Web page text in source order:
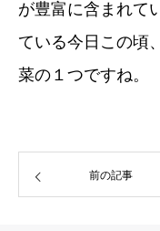
が豊富に含まれて
ている今日この頃
菜の１つですね。
前の記事